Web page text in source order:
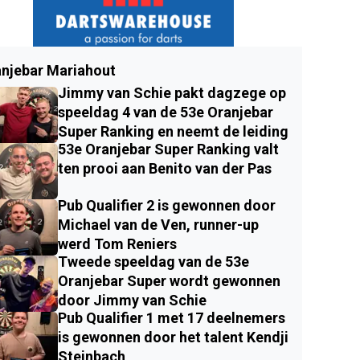
Mariahout
Jimmy van Schie pakt dagzege op
speeldag 4 van de 53e Oranjebar
Super Ranking en neemt de leiding
53e Oranjebar Super Ranking valt
ten prooi aan Benito van der Pas
Pub Qualifier 2 is gewonnen door
Michael van de Ven, runner-up
werd Tom Reniers
Tweede speeldag van de 53e
Oranjebar Super wordt gewonnen
door Jimmy van Schie
Pub Qualifier 1 met 17 deelnemers
is gewonnen door het talent Kendji